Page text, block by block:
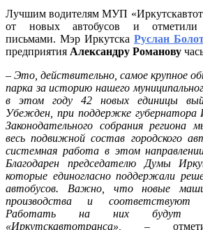
Лучшим водителям МУП
от новых автобусов и отметили
письмами. Мэр Иркутска Руслан
предприятия Александру Романову
­– Это, действительно, самое крупное
парка за историю нашего
в этом году 42 новых единицы
Убежден, при поддержке губернатора
Законодательного собрания
весь подвижной состав городского
системная работа в этом
Благодарен председателю Думы
которые единогласно поддержали
автобусов. Важно, что новые
производства и соответствуют
Работать на них будут
«Иркутскавтотранса», –